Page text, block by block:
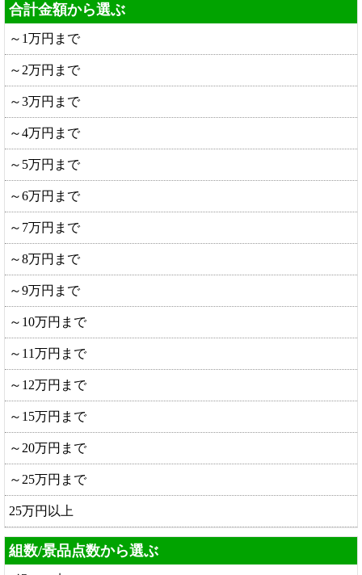
合計金額から選ぶ
～1万円まで
～2万円まで
～3万円まで
～4万円まで
～5万円まで
～6万円まで
～7万円まで
～8万円まで
～9万円まで
～10万円まで
～11万円まで
～12万円まで
～15万円まで
～20万円まで
～25万円まで
25万円以上
組数/景品点数から選ぶ